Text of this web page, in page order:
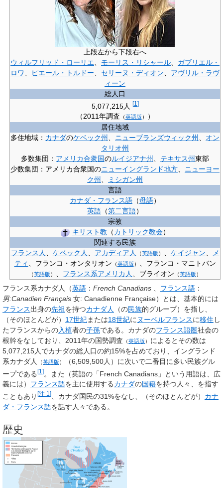
上段左から下段右へ
ウィルフリッド・ローリエ
モーリス・リシャール
ガブリエル・
ロワ
ピエール・トルドー セリーヌ・ディオン
アヴリル・ラヴ
ィーン
総人口
5,077,215人 [1 ]
（2011年調査 （英語版）
）
居住地域
多住地域： カナダのケベック州 ニューブランズウィック州
オン
タリオ州
多数集団： アメリカ合衆国のルイジアナ州 テキサス州東部
少数集団：アメリカ合衆国のニューイングランド地方
ニューヨー
ク州
ミシガン州
言語
カナダ・フランス語 （母語）
英語 （第二言語）
宗教
キリスト教 （カトリック教会）
関連する民族
フランス人
ケベック人 アカディア人 （英語版） ケイジャン
メ
ティ
フランコ・オンタリオン （英語版） フランコ・マニトバン
（英語版） フランス系アメリカ人 ブライオン （英語版）
フランス系カナダ人 （英語 ： French Canadians フランス語 ：
男:Canadien Français 女: Canadienne Française）とは、基本的には
フランス出身の先祖を持つカナダ人 （の民族的グループ）を指し、
（そのほとんどが） 17世紀または18世紀に ヌーベルフランスに移住 し
たフランスからの入植者の子孫である。カナダのフランス語圏社会の
根幹をなしており、 2011年の国勢調査 （英語版 ） によるとその数は
5,077,215人でカナダの総人口の約15%を占めており、 イングランド
系カナダ人
（英語版 ）
（6,509,500人）に次いで二番目に多い民族グル
ープである[1 ]。また（英語の「French Canadians」という用語は、広
義には） フランス語を主に使用するカナダの国籍を持つ人々、を指す
こともあり [注 1 ] 、カナダ国民の31%をなし、（そのほとんどが） カナ
ダ・フランス語を話す人々である。
歴史